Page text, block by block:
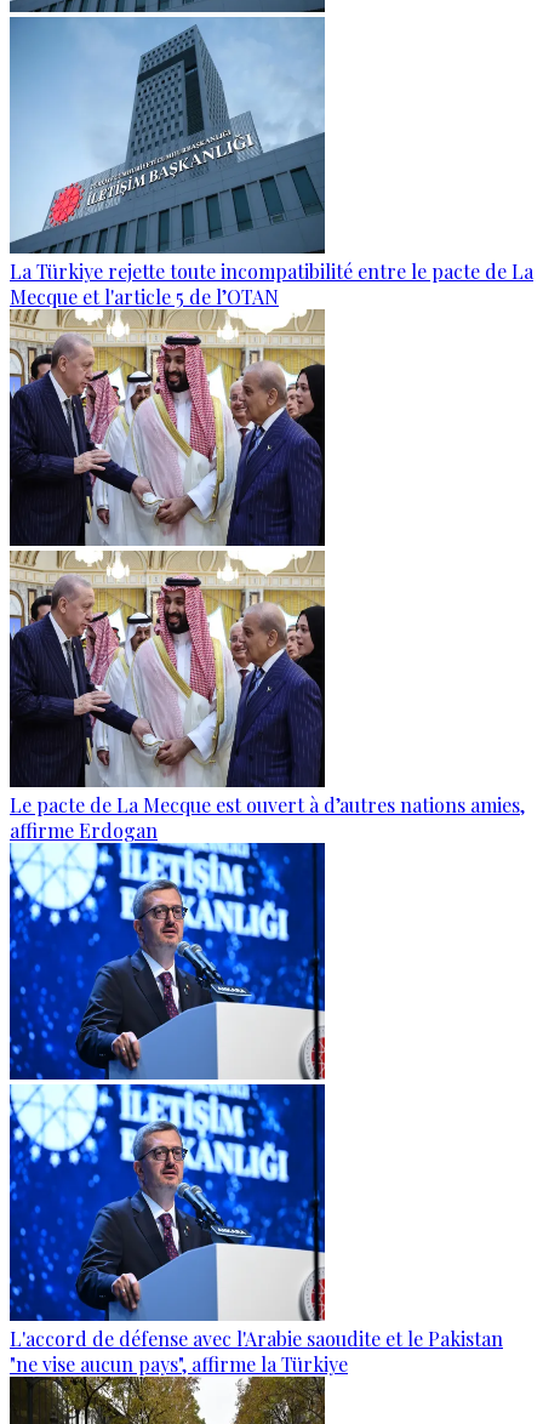
La Türkiye rejette toute incompatibilité entre le pacte de La
Mecque et l'article 5 de l’OTAN
Le pacte de La Mecque est ouvert à d’autres nations amies,
affirme Erdogan
L'accord de défense avec l'Arabie saoudite et le Pakistan
"ne vise aucun pays", affirme la Türkiye